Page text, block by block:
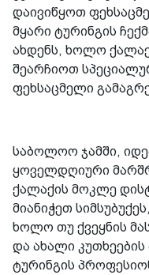
დაივიწყოთ
მყარი ტურინგის
ახდენს, ხოლო
შეარჩიოთ
ფეხსაცმელი
საბოლოო ჯამში,
ყოველდღიური
ქალაქის მოკლე
მიანიჭეთ
ხოლო თუ ქვეყნის
და ახალი
ტურინგის